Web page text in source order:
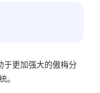
于更加强大的傲梅分
。